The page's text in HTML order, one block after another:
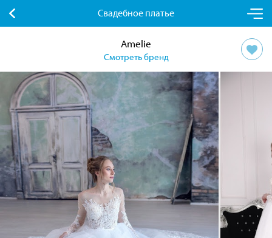
Свадебное платье
Amelie
Смотреть бренд